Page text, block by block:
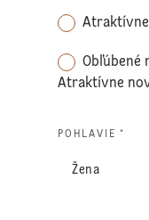
Obľúbené
Atraktívne
POHLAVIE *